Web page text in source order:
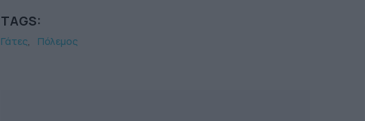
TAGS:
Γάτες Πόλεμος